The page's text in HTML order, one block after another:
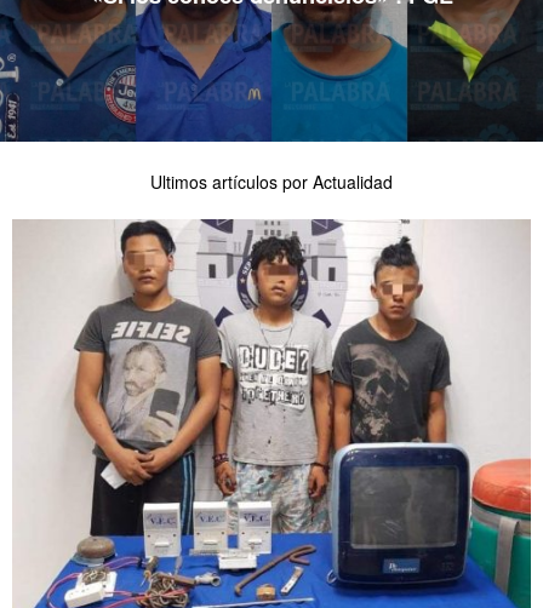
Ultimos artículos por Actualidad